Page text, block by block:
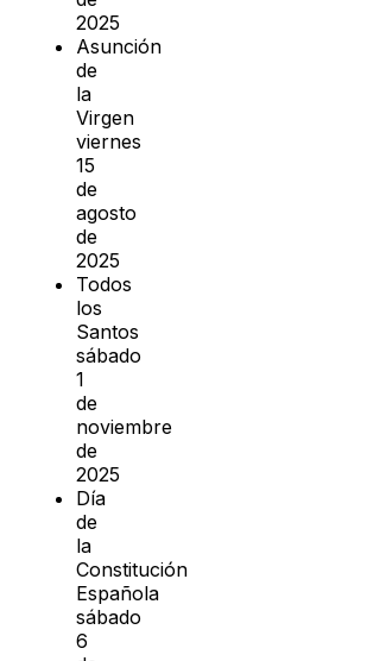
2025
Asunción
de
la
Virgen
viernes
15
de
agosto
de
2025
Todos
los
Santos
sábado
1
de
noviembre
de
2025
Día
de
la
Constitución
Española
sábado
6